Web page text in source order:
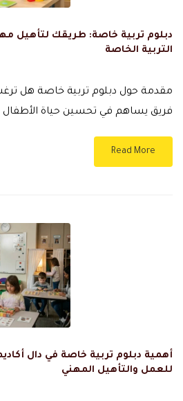
دبلوم تربية خاصة: طريقك لتأهيل
التربية الخاصة
مقدمة حول دبلوم تربية خاصة هل
فريق يساهم في تحسين حياة الأطفال
Read More
أهمية دبلوم تربية خاصة في دال
للعمل والتأهيل المهني